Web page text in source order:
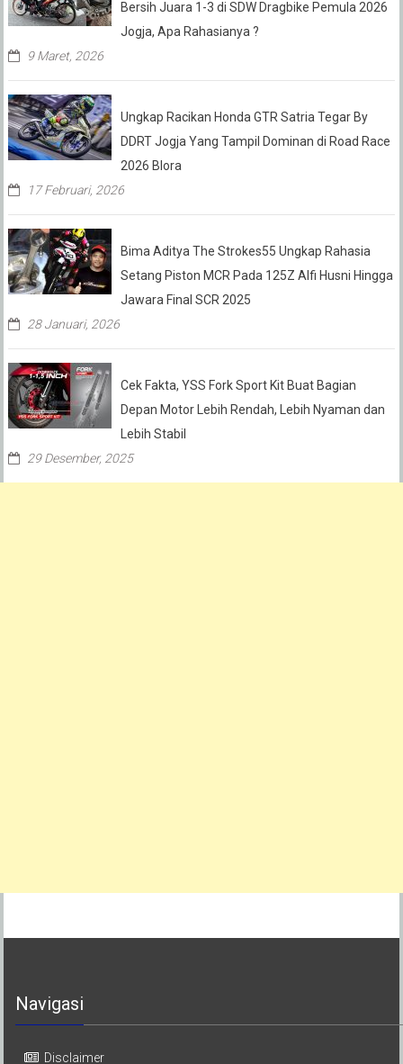
Bersih Juara 1-3 di SDW Dragbike Pemula 2026
Jogja, Apa Rahasianya ?
9 Maret, 2026
Ungkap Racikan Honda GTR Satria Tegar By
DDRT Jogja Yang Tampil Dominan di Road Race
2026 Blora
17 Februari, 2026
Bima Aditya The Strokes55 Ungkap Rahasia
Setang Piston MCR Pada 125Z Alfi Husni Hingga
Jawara Final SCR 2025
28 Januari, 2026
Cek Fakta, YSS Fork Sport Kit Buat Bagian
Depan Motor Lebih Rendah, Lebih Nyaman dan
Lebih Stabil
29 Desember, 2025
Navigasi
Disclaimer